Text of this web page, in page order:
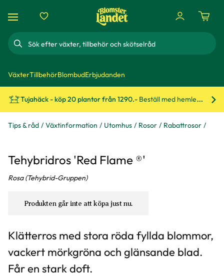
Sök
VäxterTillbehörBlombudErbjudanden
Tujahäck - köp 20 plantor från 1290.- Beställ med hemleverans!
Tips & råd Växtinformation Utomhus Rosor Rabattrosor
Tehybridros 'Red Flame ®'
Rosa (Tehybrid-Gruppen)
Produkten går inte att köpa just nu.
Klätterros med stora röda fyllda blommor,
vackert mörkgröna och glänsande blad.
Får en stark doft.